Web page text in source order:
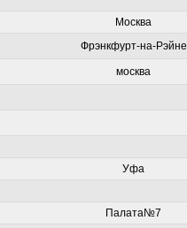
Москва
Фрэнкфурт-на-Рэйне
москва
Уфа
Палата№7